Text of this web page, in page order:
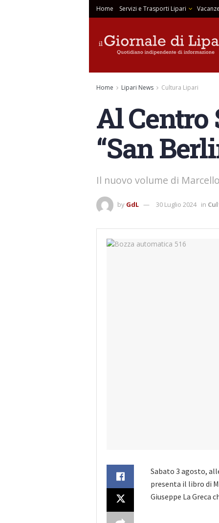
Home Servizi e Trasporti Lipari
Home Lipari News Cultura Lipari
Al
“San
Il nuovo volume di
by GdL 30 Luglio 2024 in
Sabato 3 agosto,
presenta il libro di
Giuseppe La Greca